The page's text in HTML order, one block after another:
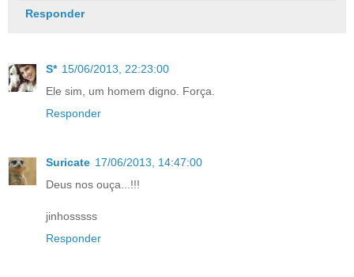
Responder
S* 15/06/2013, 22:23:00
Ele sim, um homem digno. Força.
Responder
Suricate 17/06/2013, 14:47:00
Deus nos ouça...!!!
jinhosssss
Responder